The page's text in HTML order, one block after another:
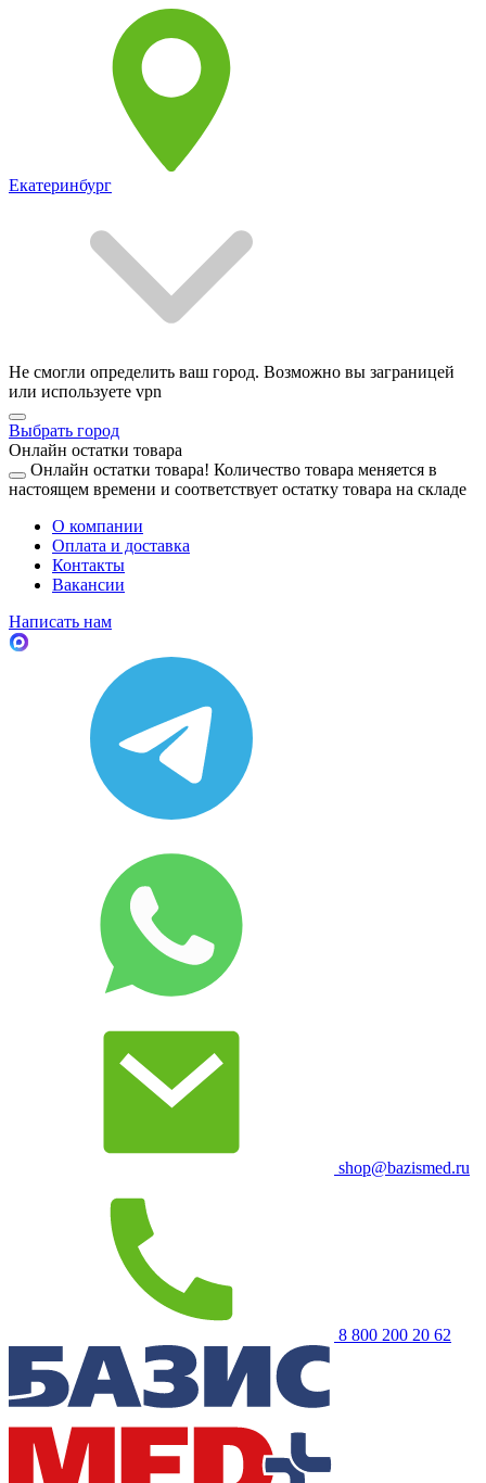
Екатеринбург
Не смогли определить ваш город. Возможно вы заграницей
или используете vpn
Выбрать город
Онлайн остатки товара
Онлайн остатки товара! Количество товара меняется в
настоящем времени и соответствует остатку товара на складе
О компании
Оплата и доставка
Контакты
Вакансии
Написать нам
shop@bazismed.ru
8 800 200 20 62